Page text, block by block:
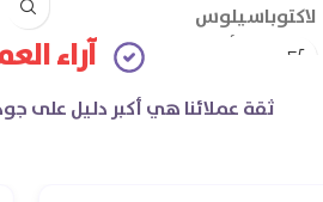
لاكتوباسيلوس
الإينولين (ألياف البريبايوتك):
عدد الأقراص: 30 قرص
آراء
ثقة عملائنا هي أكبر دليل على